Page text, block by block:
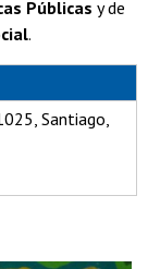
Públicas y de
.
Santiago,